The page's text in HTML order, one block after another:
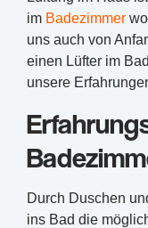
im Badezimmer
uns auch von
einen Lüfter im
unsere
Durch Duschen
ins Bad die